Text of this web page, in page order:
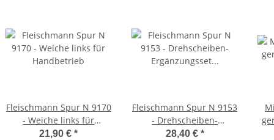
Fleischmann Spur N 9170
- Weiche links für
Handbetrieb
21,90 €*
Fleischmann Spur N 9153
- Drehscheiben-
Ergänzungsset zur
28,40 € *